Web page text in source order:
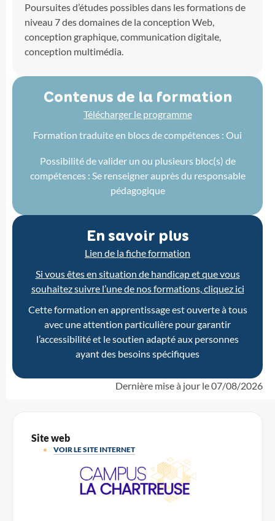
Site web
VOIR LE SITE INTERNET
Poursuites d’études possibles dans les formations de
niveau 7 des domaines de la conception Web,
conception graphique, communication digitale,
conception multimédia.
Contenus de la formation
Télécharger le programme
Formation traduite en blocs de compétences : Oui
Possibilité de valider un ou plusieurs bloc(s) de
compétences : Se renseigner auprès du responsable
pédagogique
En savoir plus
Lien de la fiche formation
Si vous êtes en situation de handicap et que vous
souhaitez suivre l’une de nos formations, cliquez ici
Cette formation en apprentissage est ouverte à tous
avec une attention particulière pour garantir
l’accessibilité et le soutien adapté aux personnes
ayant des besoins spécifiques
Dernière mise à jour le07/08/2026